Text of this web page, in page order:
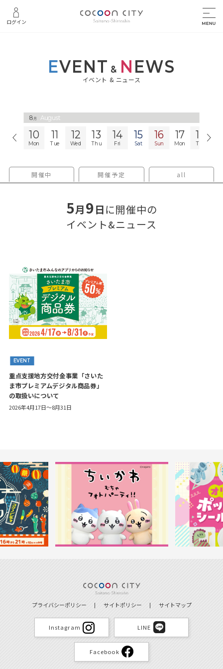
ログイン
EVENT & NEWS
イベント & ニュース
8 月 August
8 月 August
10
Mon
11
Tue
12
Wed
13
Thu
14
Fri
15
Sat
16
Sun
17
Mon
18
Tue
開催中 開催予定 all
5月9日に開催中の
イベント&ニュース
EVENT
重点支援地方交付金事業「さいた
ま市プレミアムデジタル商品券」
の取扱いについて
2026年4月17日～8月31日
プライバシーポリシー サイトポリシー サイトマップ
Instagram LINE
Facebook